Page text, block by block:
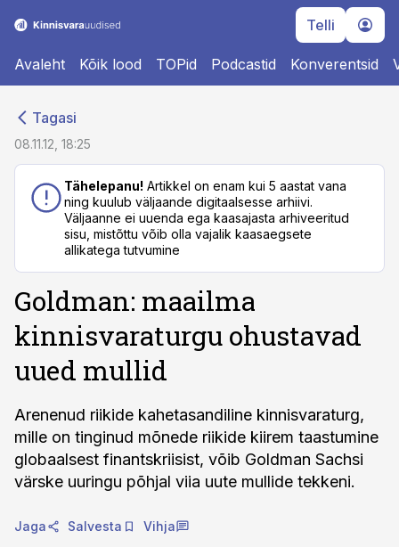
Telli
Avaleht Kõik lood TOPid Podcastid Konverentsid
Tagasi
08.11.12, 18:25
Tähelepanu! Artikkel on enam kui 5 aastat vana
ning kuulub väljaande digitaalsesse arhiivi.
Väljaanne ei uuenda ega kaasajasta arhiveeritud
sisu, mistõttu võib olla vajalik kaasaegsete
allikatega tutvumine
Goldman: maailma
kinnisvaraturgu ohustavad
uued mullid
Arenenud riikide kahetasandiline kinnisvaraturg,
mille on tinginud mõnede riikide kiirem taastumine
globaalsest finantskriisist, võib Goldman Sachsi
värske uuringu põhjal viia uute mullide tekkeni.
Jaga Salvesta Vihja